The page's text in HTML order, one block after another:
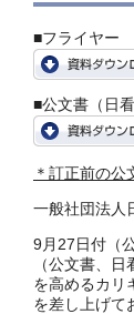
■フライヤー
■公文書（日
＊訂正前の公
一般社団法人
9月27日付（
（公文書、
を高めるカリ
を差し上げて